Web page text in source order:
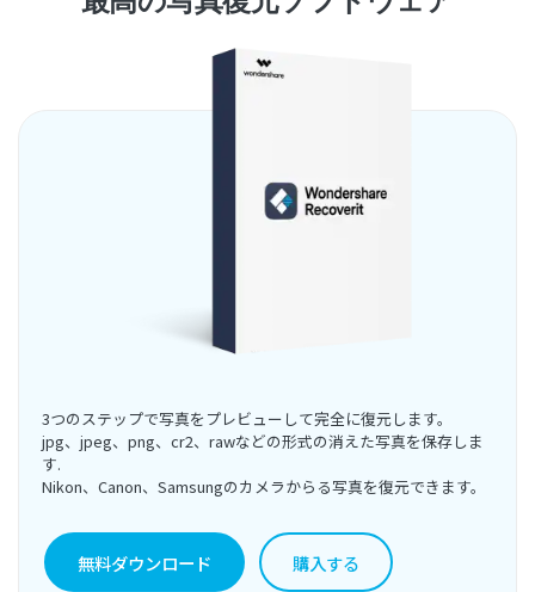
3つのステップで写真をプレビューして完全に復元します。
jpg、jpeg、png、cr2、rawなどの形式の消えた写真を保存しま
す.
Nikon、Canon、Samsungのカメラからる写真を復元できます。
無料ダウンロード 購入する